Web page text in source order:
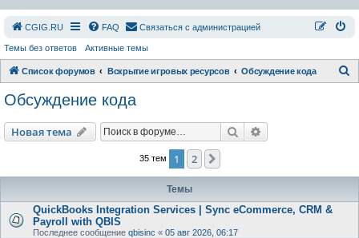
СGIG.RU FAQ Связаться с администрацией
Темы без ответов Активные темы
Список форумов Вскрытие игровых ресурсов Обсуждение кода
Обсуждение кода
Новая тема Поиск
35 тем 1 2
Темы
QuickBooks Integration Services | Sync eCommerce, CRM &
Payroll with QBIS
Последнее сообщение qbisinc « 05 авг 2026, 06:17